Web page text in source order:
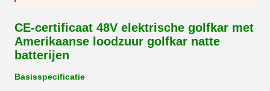
CE-certificaat 48V elektrische golfkar met
Amerikaanse loodzuur golfkar natte
batterijen
Basisspecificatie